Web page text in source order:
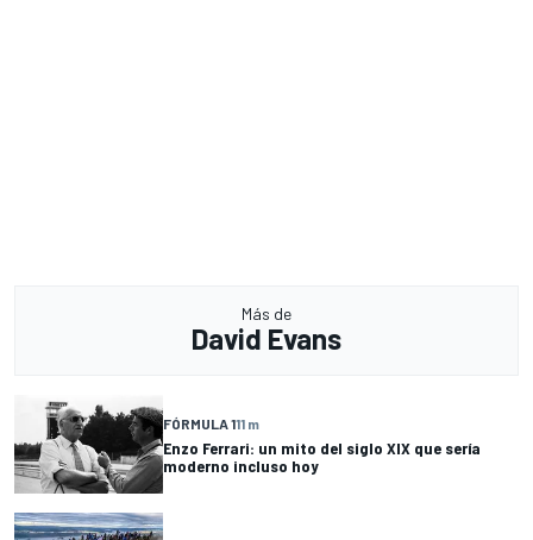
Más de
David Evans
FÓRMULA 111 m
Enzo Ferrari: un mito del siglo XIX que sería
moderno incluso hoy